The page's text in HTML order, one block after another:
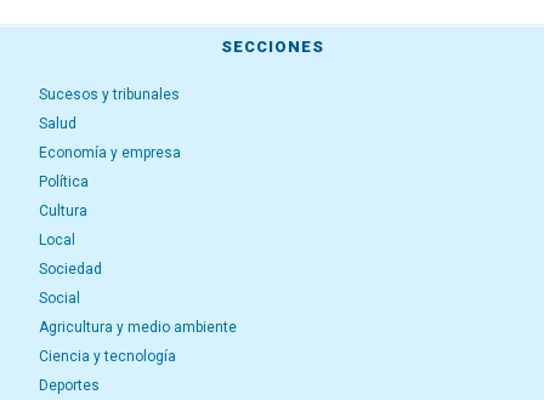
SECCIONES
Sucesos y tribunales
Salud
Economía y empresa
Política
Cultura
Local
Sociedad
Social
Agricultura y medio ambiente
Ciencia y tecnología
Deportes